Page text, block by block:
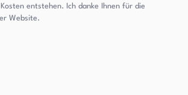
entstehen. Ich danke Ihnen für die
Website.